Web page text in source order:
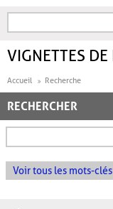
FORMULAIRE DE
VIGNETTES
Accueil Recherche
RECHERCHER
Voir tous les mots-clés